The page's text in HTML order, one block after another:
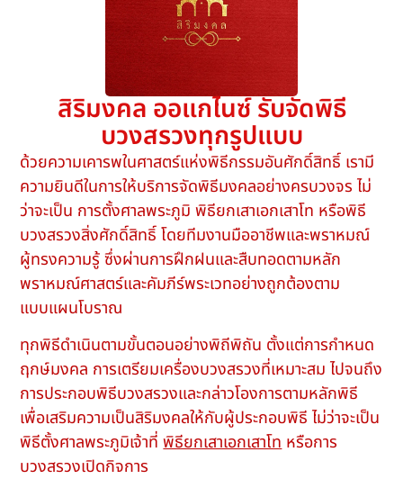
สิริมงคล ออแกไนซ์ รับจัดพิธี
บวงสรวงทุกรูปแบบ
ด้วยความเคารพในศาสตร์แห่งพิธีกรรมอันศักดิ์สิทธิ์ เรามี
ความยินดีในการให้บริการจัดพิธีมงคลอย่างครบวงจร ไม่
ว่าจะเป็น การตั้งศาลพระภูมิ พิธียกเสาเอกเสาโท หรือพิธี
บวงสรวงสิ่งศักดิ์สิทธิ์ โดยทีมงานมืออาชีพและพราหมณ์
ผู้ทรงความรู้ ซึ่งผ่านการฝึกฝนและสืบทอดตามหลัก
พราหมณ์ศาสตร์และคัมภีร์พระเวทอย่างถูกต้องตาม
แบบแผนโบราณ
ทุกพิธีดำเนินตามขั้นตอนอย่างพิถีพิถัน ตั้งแต่การกำหนด
ฤกษ์มงคล การเตรียมเครื่องบวงสรวงที่เหมาะสม ไปจนถึง
การประกอบพิธีบวงสรวงและกล่าวโองการตามหลักพิธี
เพื่อเสริมความเป็นสิริมงคลให้กับผู้ประกอบพิธี ไม่ว่าจะเป็น
พิธีตั้งศาลพระภูมิเจ้าที่พิธียกเสาเอกเสาโทหรือการ
บวงสรวงเปิดกิจการ